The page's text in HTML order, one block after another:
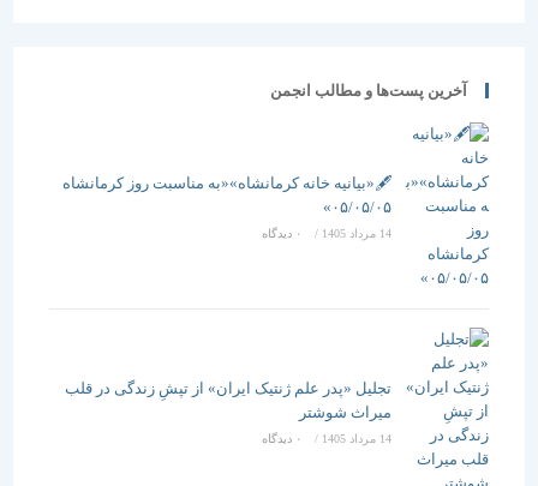
آخرین پست‌ها و مطالب انجمن
🖋️«بیانیه خانه کرمانشاه»«به مناسبت روز کرمانشاه
۰۵/۰۵/۰۵»
/ ۰ دیدگاه
تجلیل «پدر علم ژنتیک ایران» از تپشِ زندگی در قلب
میراث شوشتر
14 مرداد 1405 / ۰ دیدگاه